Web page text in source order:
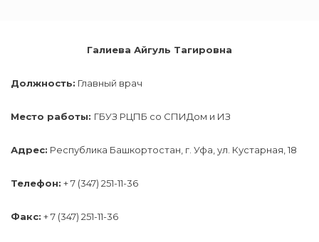
Галиева Айгуль Тагировна
Должность: Главный врач
Место работы: ГБУЗ РЦПБ со СПИДом и ИЗ
Адрес: Республика Башкортостан, г. Уфа, ул. Кустарная, 18
Телефон: + 7 (347) 251-11-36
Факс: + 7 (347) 251-11-36